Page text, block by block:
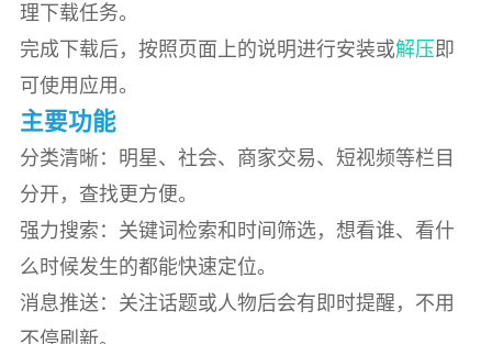
理下载任务。
完成下载后，按照页面上的说明进行安装或解压即
可使用应用。
主要功能
分类清晰：明星、社会、商家交易、短视频等栏目
分开，查找更方便。
强力搜索：关键词检索和时间筛选，想看谁、看什
么时候发生的都能快速定位。
消息推送：关注话题或人物后会有即时提醒，不用